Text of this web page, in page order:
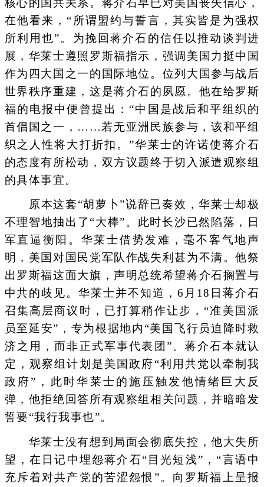
核心的国共关系。蒋介石早已对美国丧失信心，
在他看来，“所谓盟约与誓言，其实皆是为强权
所利用也”。为挽回蒋介石的信任以推动谈判进
展，华莱士遵照罗斯福指示，强调美国力挺中国
作为四大国之一的国际地位。位列大国参与战后
世界秩序重建，这是蒋介石的夙愿。他在给罗斯
福的电报中便曾提出：“中国是战后和平组织的
首倡国之一，……若无亚洲民族参与，该和平组
织之人性将大打折扣。”华莱士的许诺使蒋介石
的态度有所松动，双方议题终于切入派遣观察组
的具体事宜。
原本这套“胡萝卜”说辞已奏效，华莱士却极
不理智地抽出了“大棒”。此时长沙已然陷落，日
军直逼衡阳。华莱士借势发难，毫不客气地声
明，美国对国民党军队作战失利甚为不满。他祭
出罗斯福这面大旗，声明总统希望蒋介石搁置与
中共的歧见。华莱士并不知道，6月18日蒋介石
召集高层商议时，已打算稍作让步，“准美国派
员至延安”，专为根据地内“美国飞行员迫降时救
济之用，而非正式军事代表团”。蒋介石本就认
定，观察组计划是美国政府“利用共党以牵制我
政府”，此时华莱士的施压触发他情绪巨大反
弹，他拒绝回答所有观察组相关问题，并暗暗发
誓要“我行我事也”。
华莱士没有想到局面会彻底失控，他大失所
望，在日记中埋怨蒋介石“目光短浅”，“言语中
充斥着对共产党的苦涩怨恨”。向罗斯福上呈报